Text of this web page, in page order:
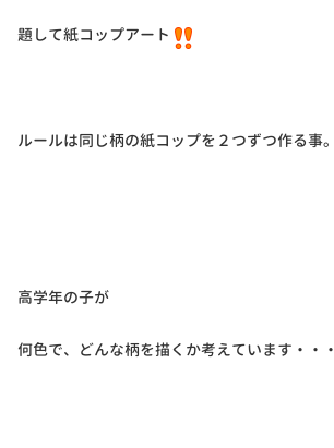
題して紙コップアート
ルールは同じ柄の紙コップを２つずつ作る事。
高学年の子が
何色で、どんな柄を描くか考えています・・・